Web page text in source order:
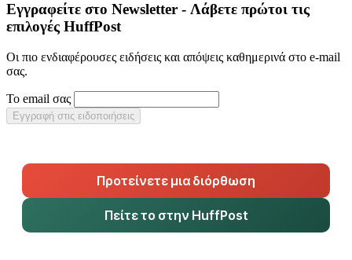
Εγγραφείτε στο Newsletter - Λάβετε πρώτοι τις
επιλογές HuffPost
Οι πιο ενδιαφέρουσες ειδήσεις και απόψεις καθημερινά στο e-mail
σας.
Το email σας
Εγγραφή στις ειδοποιήσεις
Προτείνετε μια διόρθωση
Πείτε το στην HuffPost